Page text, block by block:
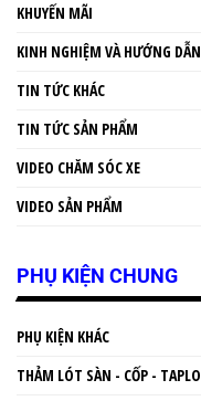
KHUYẾN MÃI
KINH NGHIỆM VÀ HƯỚNG DẪN
TIN TỨC KHÁC
TIN TỨC SẢN PHẨM
VIDEO CHĂM SÓC XE
VIDEO SẢN PHẨM
PHỤ KIỆN CHUNG
PHỤ KIỆN KHÁC
THẢM LÓT SÀN - CỐP - TAPLO